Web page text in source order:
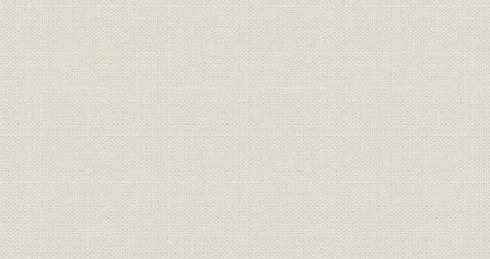
設備
明電舎の誕生と「モートルの明
電」 1897●明治30年→大正5年
●1916
大正3年
年)